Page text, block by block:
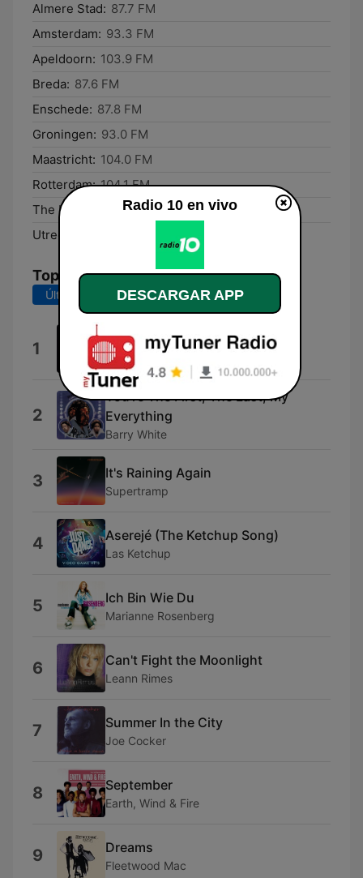
Almere Stad: 87.7 FM
Amsterdam: 93.3 FM
Apeldoorn: 103.9 FM
Breda: 87.6 FM
Enschede: 87.8 FM
Groningen: 93.0 FM
Maastricht: 104.0 FM
Rotterdam: 104.1 FM
The Hague:
88.1 FM
Utrecht:
Top Canciones
Últimos 7 días Últimos 30 días
1 Piano Man
Billy Joel
2
You're The First, The Last, My
Everything
Barry White
3 It's Raining Again
Supertramp
4 Aserejé (The Ketchup Song)
Las Ketchup
5 Ich Bin Wie Du
Marianne Rosenberg
6 Can't Fight the Moonlight
Leann Rimes
7 Summer In the City
Joe Cocker
8 September
Earth, Wind & Fire
9 Dreams
Fleetwood Mac
Radio 10 en vivo
DESCARGAR APP